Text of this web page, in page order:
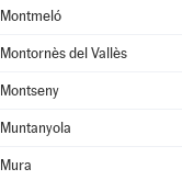
Montmeló
Montornès del Vallès
Montseny
Muntanyola
Mura